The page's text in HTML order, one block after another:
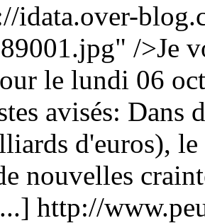
idata.over-
/>Je
le lundi 06
avisés: Dans
d'euros),
nouvelles
http://